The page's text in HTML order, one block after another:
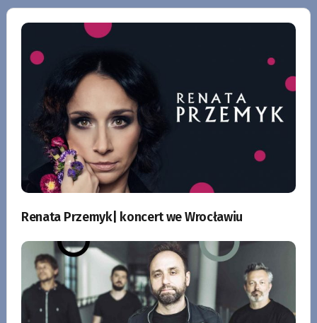
Renata Przemyk| koncert we Wrocławiu